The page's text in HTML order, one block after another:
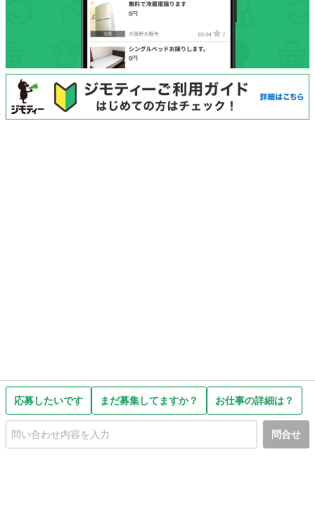
応募したいです まだ募集してますか？ お仕事の詳細は？
問合せ